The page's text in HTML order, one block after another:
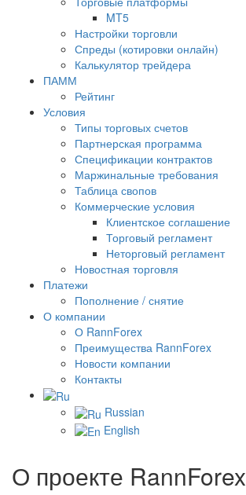
MT5
Настройки торговли
Спреды (котировки онлайн)
Калькулятор трейдера
ПАММ
Рейтинг
Условия
Типы торговых счетов
Партнерская программа
Спецификации контрактов
Маржинальные требования
Таблица свопов
Коммерческие условия
Клиентское соглашение
Торговый регламент
Неторговый регламент
Новостная торговля
Платежи
Пополнение / снятие
О компании
О RannForex
Преимущества RannForex
Новости компании
Контакты
Russian
English
О проекте RannForex